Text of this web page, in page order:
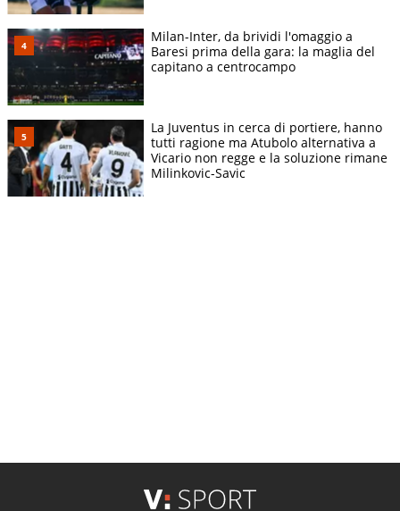
Milan-Inter, da brividi l'omaggio a
Baresi prima della gara: la maglia del
capitano a centrocampo
La Juventus in cerca di portiere, hanno
tutti ragione ma Atubolo alternativa a
Vicario non regge e la soluzione rimane
Milinkovic-Savic